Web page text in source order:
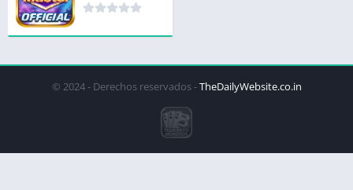
© 2024 - Derechos reservados -TheDailyWebsite.co.in